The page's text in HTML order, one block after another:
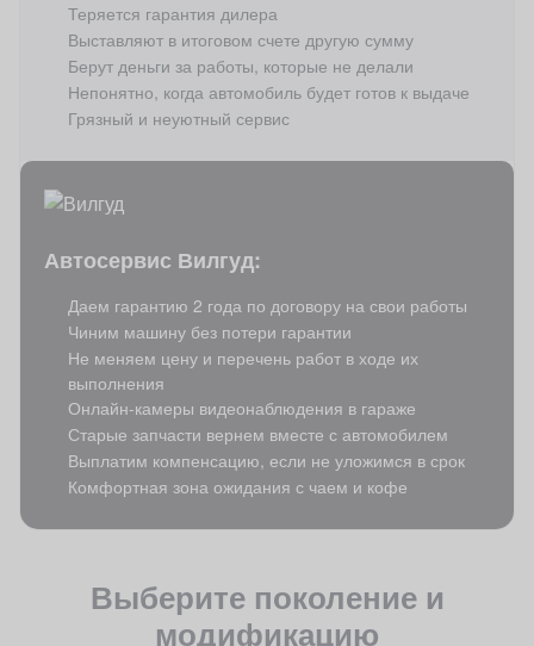
Теряется гарантия дилера
Выставляют в итоговом счете другую сумму
Берут деньги за работы, которые не делали
Непонятно, когда автомобиль будет готов к выдаче
Грязный и неуютный сервис
Автосервис Вилгуд:
Даем гарантию 2 года по договору на свои работы
Чиним машину без потери гарантии
Не меняем цену и перечень работ в ходе их
выполнения
Онлайн-камеры видеонаблюдения в гараже
Старые запчасти вернем вместе с автомобилем
Выплатим компенсацию, если не уложимся в срок
Комфортная зона ожидания с чаем и кофе
Выберите поколение и
модификацию